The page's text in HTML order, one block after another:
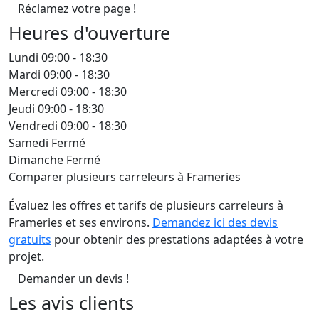
Réclamez votre page !
Heures d'ouverture
Lundi 09:00 - 18:30
Mardi 09:00 - 18:30
Mercredi 09:00 - 18:30
Jeudi 09:00 - 18:30
Vendredi 09:00 - 18:30
Samedi Fermé
Dimanche Fermé
Comparer plusieurs carreleurs à Frameries
Évaluez les offres et tarifs de plusieurs carreleurs à
Frameries et ses environs. Demandez ici des devis
gratuits pour obtenir des prestations adaptées à votre
projet.
Demander un devis !
Les avis clients